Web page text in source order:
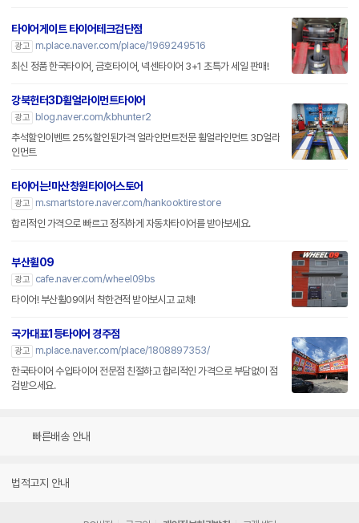
타이어게이트 타이어테크검단점
광고
m.place.naver.com/place/1969249516
최신 정품 한국타이어, 금호타이어, 넥센타이어 3+1 초특가 세일 판매!
강북헌터3D휠얼라이먼트타이어
광고
blog.naver.com/kbhunter2
추석할인이벤트 25%할인된가격 얼라인먼트전문 휠얼라인먼트 3D얼라
인먼트
타이어는!마산창원타이어스토어
광고
m.smartstore.naver.com/hankooktirestore
합리적인 가격으로 빠르고 정직하게 자동차타이어를 받아보세요.
부산휠09
광고
cafe.naver.com/wheel09bs
타이어! 부산휠09에서 착한견적 받아보시고 교체!
국가대표1등타이어 경주점
광고
m.place.naver.com/place/1808897353/
한국타이어 수입타이어 전문점 친절하고 합리적인 가격으로 부담없이 점
검받으세요.
빠른배송 안내
법적고지 안내